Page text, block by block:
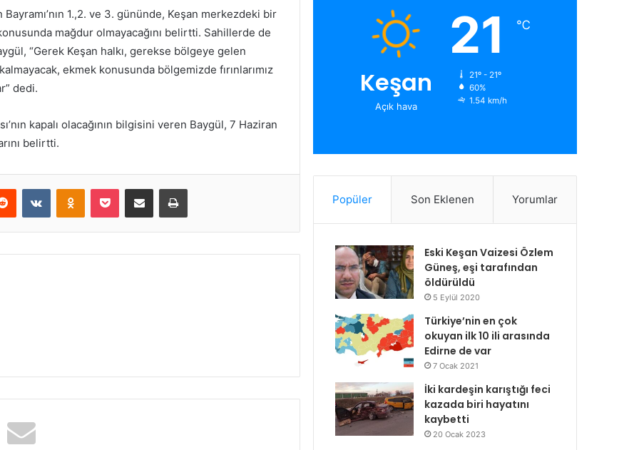
1.,2. ve 3. gününde, Keşan merkezdeki bir
mağdur olmayacağını belirtti. Sahillerde de
“Gerek Keşan halkı, gerekse bölgeye gelen
ekmek konusunda bölgemizde fırınlarımız
dedi.
kapalı olacağının bilgisini veren Baygül, 7 Haziran
belirtti.
Keşan
Açık hava
21 ℃
21º - 21º
60%
1.54 km/h
Popüler Son Eklenen Yorumlar
Eski Keşan Vaizesi Özlem
Güneş, eşi tarafından
öldürüldü
5 Eylül 2020
Türkiye’nin en çok
okuyan ilk 10 ili arasında
Edirne de var
7 Ocak 2021
İki kardeşin karıştığı feci
kazada biri hayatını
kaybetti
20 Ocak 2023